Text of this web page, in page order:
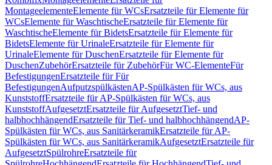
MontageelementeElemente für WCsErsatzteile für Elemente für
WCsElemente für WaschtischeErsatzteile für Elemente für
WaschtischeElemente für BidetsErsatzteile für Elemente für
BidetsElemente für UrinaleErsatzteile für Elemente für
UrinaleElemente für DuschenErsatzteile für Elemente für
DuschenZubehörErsatzteile für ZubehörFür WC-ElementeFür
BefestigungenErsatzteile für Für
BefestigungenAufputzspülkästenAP-Spülkästen für WCs, aus
KunststoffErsatzteile für AP-Spülkästen für WCs, aus
KunststoffAufgesetztErsatzteile für AufgesetztTief- und
halbhochhängendErsatzteile für Tief- und halbhochhängendAP-
Spülkästen für WCs, aus SanitärkeramikErsatzteile für AP-
Spülkästen für WCs, aus SanitärkeramikAufgesetztErsatzteile für
AufgesetztSpülrohreErsatzteile für